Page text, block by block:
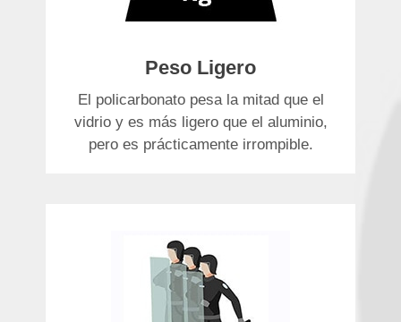
Peso Ligero
El policarbonato pesa la mitad que el
vidrio y es más ligero que el aluminio,
pero es prácticamente irrompible.